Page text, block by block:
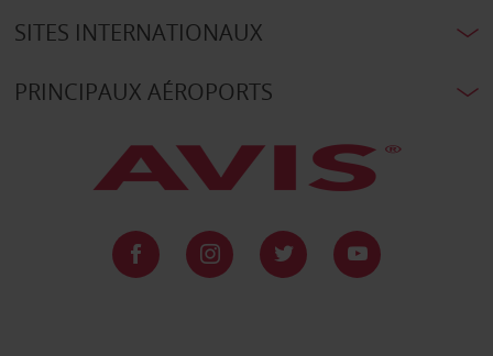
SITES INTERNATIONAUX
PRINCIPAUX AÉROPORTS